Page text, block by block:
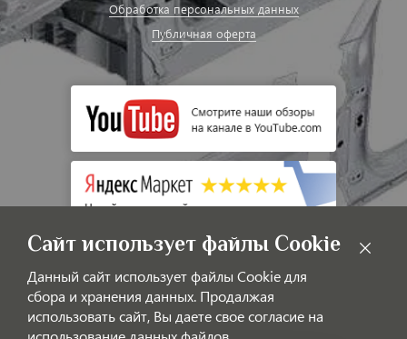
Обработка персональных данных
Публичная оферта
Сайт использует файлы Cookie
Данный сайт использует файлы Cookie для
сбора и хранения данных. Продалжая
использовать сайт, Вы даете свое согласие на